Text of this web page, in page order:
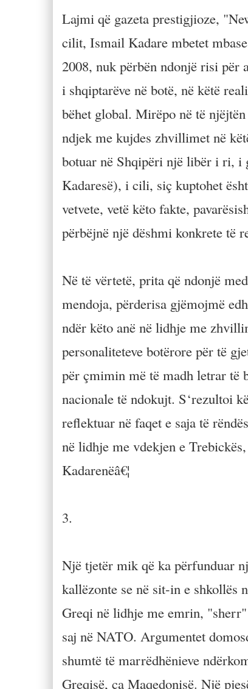
Lajmi që gazeta prestigjioze,
cilit, Ismail Kadare mbetet
2008, nuk përbën ndonjë risi për
i shqiptarëve në botë, në këtë
bëhet global. Mirëpo në të
ndjek me kujdes zhvillimet në
botuar në Shqipëri një libër i ri, i
Kadaresë), i cili, siç kuptohet
vetvete, vetë këto fakte,
përbëjnë një dëshmi konkrete të
Në të vërtetë, prita që ndonjë
mendoja, përderisa gjëmojmë
ndër këto anë në lidhje me
personaliteteve botërore për të
për çmimin më të madh letrar të
nacionale të ndokujt. S‘rezultoi
reflektuar në faqet e saja të
në lidhje me vdekjen e
Kadarenëâ€¦
3.
Një tjetër mik që ka përfunduar
kallëzonte se në sit-in e shkollës
Greqi në lidhje me emrin,
saj në NATO. Argumentet
shumtë të marrëdhënieve
Greqisë, ca Maqedonisë. Një